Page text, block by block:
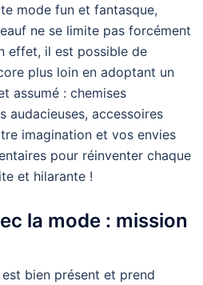
mode fun et fantasque,
ne se limite pas forcément
effet, il est possible de
plus loin en adoptant un
assumé : chemises
audacieuses, accessoires
imagination et vos envies
pour réinventer chaque
et hilarante !
la mode : mission
est bien présent et prend